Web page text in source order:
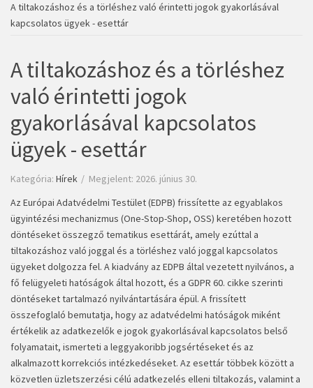
A tiltakozáshoz és a törléshez való érintetti jogok gyakorlásával
kapcsolatos ügyek - esettár
A tiltakozáshoz és a törléshez
való érintetti jogok
gyakorlásával kapcsolatos
ügyek - esettár
Kategória: Hírek
Megjelent: 2026. június 30.
Az Európai Adatvédelmi Testület (EDPB) frissítette az egyablakos
ügyintézési mechanizmus (One-Stop-Shop, OSS) keretében hozott
döntéseket összegző tematikus esettárát, amely ezúttal a
tiltakozáshoz való joggal és a törléshez való joggal kapcsolatos
ügyeket dolgozza fel. A kiadvány az EDPB által vezetett nyilvános, a
fő felügyeleti hatóságok által hozott, és a GDPR 60. cikke szerinti
döntéseket tartalmazó nyilvántartására épül. A frissített
összefoglaló bemutatja, hogy az adatvédelmi hatóságok miként
értékelik az adatkezelők e jogok gyakorlásával kapcsolatos belső
folyamatait, ismerteti a leggyakoribb jogsértéseket és az
alkalmazott korrekciós intézkedéseket. Az esettár többek között a
közvetlen üzletszerzési célú adatkezelés elleni tiltakozás, valamint a